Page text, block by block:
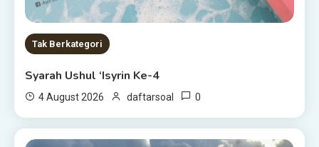
Tak Berkategori
Syarah Ushul ‘Isyrin Ke-4
4 August 2026 daftarsoal 0